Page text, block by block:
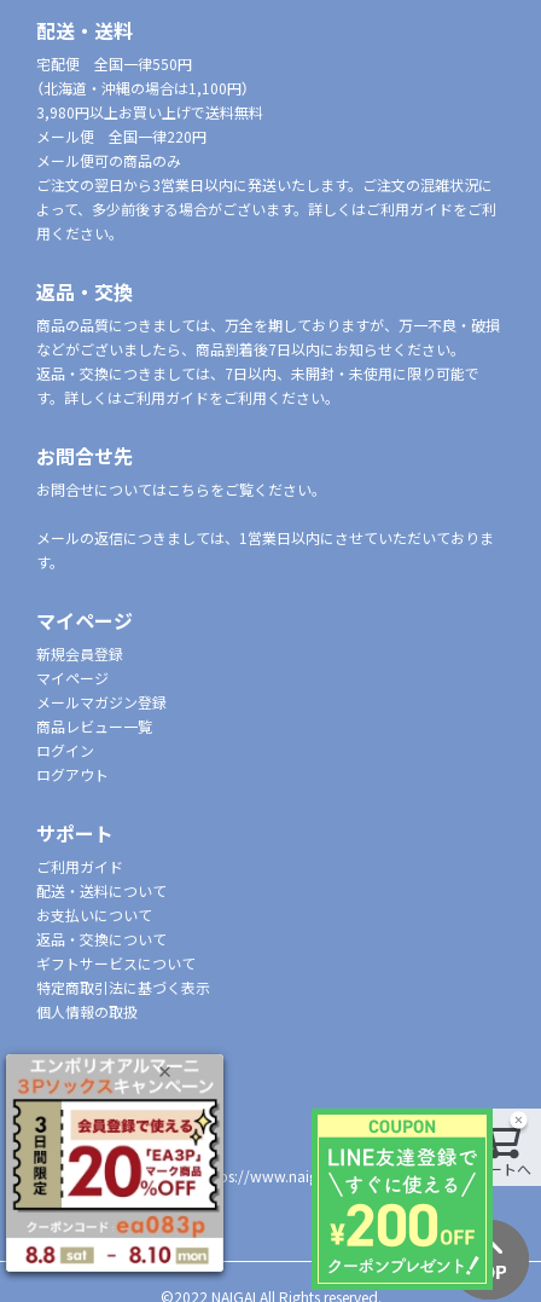
カートへ
配送・送料
宅配便 全国一律550円
（北海道・沖縄の場合は1,100円）
3,980円以上お買い上げで送料無料
メール便 全国一律220円
メール便可の商品のみ
ご注文の翌日から3営業日以内に発送いたします。ご注文の混雑状況に
よって、多少前後する場合がございます。詳しくはご利用ガイドをご利
用ください。
返品・交換
商品の品質につきましては、万全を期しておりますが、万一不良・破損
などがございましたら、商品到着後7日以内にお知らせください。
返品・交換につきましては、7日以内、未開封・未使用に限り可能で
す。詳しくはご利用ガイドをご利用ください。
お問合せ先
お問合せについてはこちらをご覧ください。
メールの返信につきましては、1営業日以内にさせていただいておりま
す。
マイページ
新規会員登録
マイページ
メールマガジン登録
商品レビュー一覧
ログイン
ログアウト
サポート
ご利用ガイド
配送・送料について
お支払いについて
返品・交換について
ギフトサービスについて
特定商取引法に基づく表示
個人情報の取扱
会社概要
株式会社ナイガイ
(東証スタンダード市場上場)
107-0052
東京都港区赤坂7丁目8-5https://www.naigai.co.jp/corp/
店舗一覧
©2022 NAIGAI All Rights reserved.